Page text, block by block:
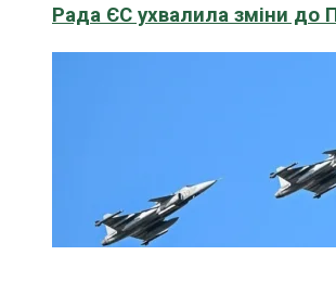
Рада ЄС ухвалила зміни до